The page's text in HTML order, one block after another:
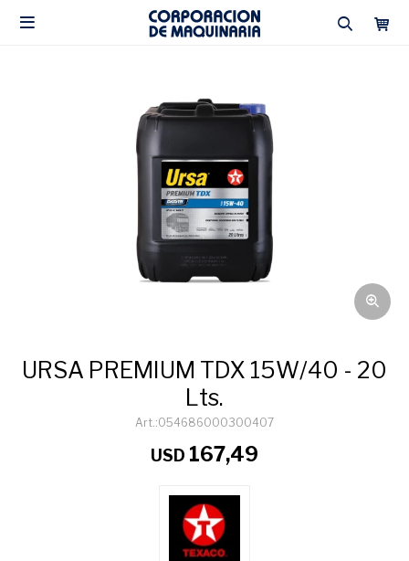

URSA PREMIUM TDX 15W/40 - 20
Lts.
054686000300407
USD 167,49